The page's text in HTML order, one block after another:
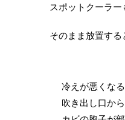
スポットクーラ
そのまま放置する
冷えが悪くな
吹き出し口か